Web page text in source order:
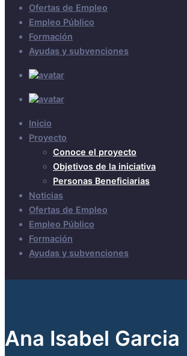
Ofertas de Empleo
Empleo Público
Formación
Ayudas y subvenciones
Inicio
Proyecto
Conoce el proyecto
Objetivos de la iniciativa
Personas Beneficiarias
Noticias
Ofertas de Empleo
Empleo Público
Formación
Ayudas y subvenciones
Ana Isabel Garcia